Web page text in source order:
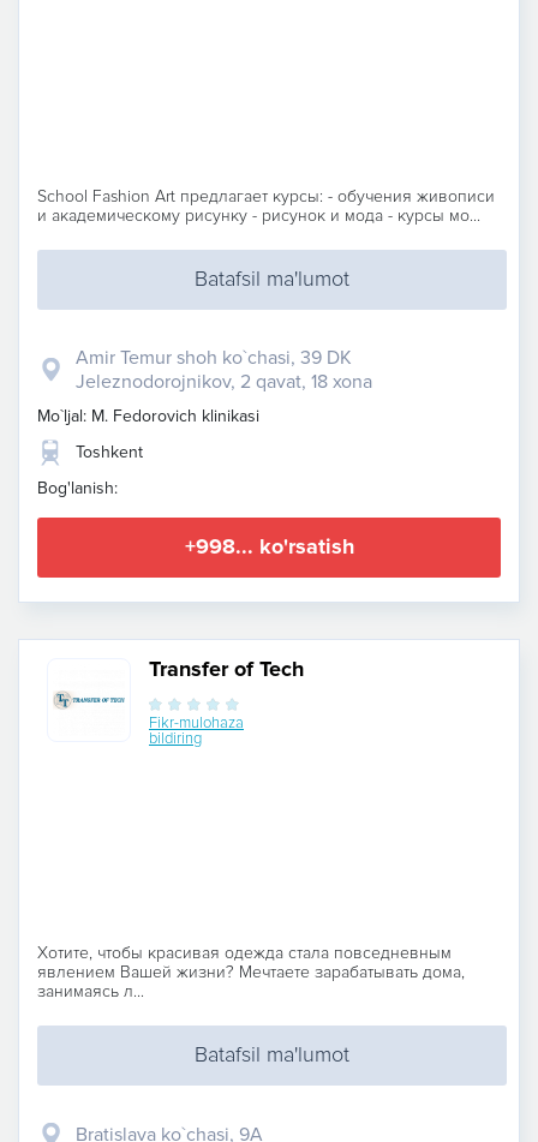
School Fashion Art предлагает курсы: - обучения живописи
и академическому рисунку - рисунок и мода - курсы мо...
Batafsil ma'lumot
Amir Temur shoh ko`chasi, 39 DK
Jeleznodorojnikov, 2 qavat, 18 xona
Mo`ljal: M. Fedorovich klinikasi
Toshkent
Bog'lanish:
+998... ko'rsatish
Transfer of Tech
Fikr-mulohaza
bildiring
Хотите, чтобы красивая одежда стала повседневным
явлением Вашей жизни? Мечтаете зарабатывать дома,
занимаясь л...
Batafsil ma'lumot
Bratislava ko`chasi, 9A